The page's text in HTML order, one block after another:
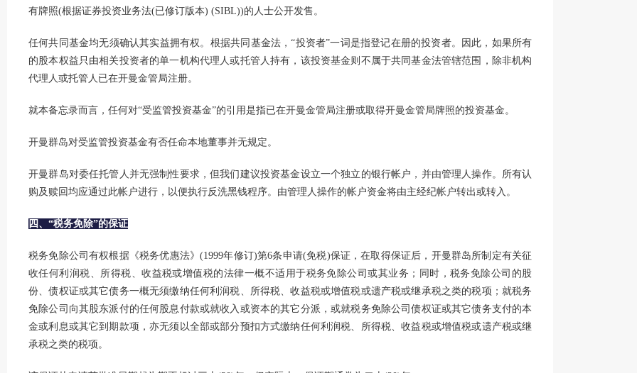
有牌照(根据证券投资业务法(已修订版本) (SIBL))的人士公开发售。
任何共同基金均无须确认其实益拥有权。根据共同基金法，“投资者”一词是指登记在册的投资者。因此，如果所有
的股本权益只由相关投资者的单一机构代理人或托管人持有，该投资基金则不属于共同基金法管辖范围，除非机构
代理人或托管人已在开曼金管局注册。
就本备忘录而言，任何对“受监管投资基金”的引用是指已在开曼金管局注册或取得开曼金管局牌照的投资基金。
开曼群岛对受监管投资基金有否任命本地董事并无规定。
开曼群岛对委任托管人并无强制性要求，但我们建议投资基金设立一个独立的银行帐户，并由管理人操作。所有认
购及赎回均应通过此帐户进行，以便执行反洗黑钱程序。由管理人操作的帐户资金将由主经纪帐户转出或转入。
四、“税务免除”的保证
税务免除公司有权根据《税务优惠法》(1999年修订)第6条申请(免税)保证，在取得保证后，开曼群岛所制定有关征
收任何利润税、所得税、收益税或增值税的法律一概不适用于税务免除公司或其业务；同时，税务免除公司的股
份、债权证或其它债务一概无须缴纳任何利润税、所得税、收益税或增值税或遗产税或继承税之类的税项；就税务
免除公司向其股东派付的任何股息付款或就收入或资本的其它分派，或就税务免除公司债权证或其它债务支付的本
金或利息或其它到期款项，亦无须以全部或部分预扣方式缴纳任何利润税、所得税、收益税或增值税或遗产税或继
承税之类的税项。